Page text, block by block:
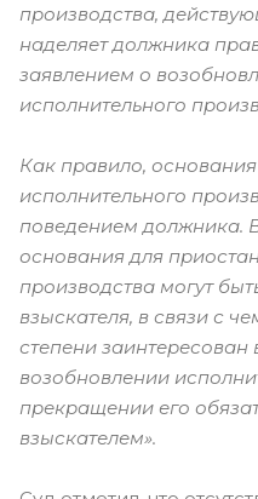
производства,
наделяет должника
заявлением о
исполнительного
Как правило,
исполнительного
поведением должника.
основания для
производства могут
взыскателя, в связи с
степени
возобновлении
прекращении его
взыскателем».